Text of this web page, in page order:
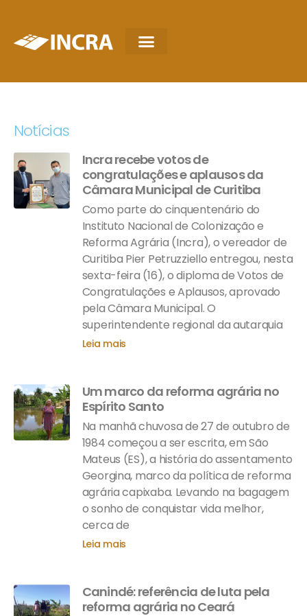
Notícias
Incra recebe votos de
congratulações e aplausos da
Câmara Municipal de Curitiba
Como parte do cinquentenário do
Instituto Nacional de Colonização e
Reforma Agrária (Incra), o vereador de
Curitiba Pier Petruzziello entregou, nesta
sexta-feira (16), o diploma de Votos de
Congratulações e Aplausos, aprovado
pela Câmara Municipal. O
superintendente regional da autarquia
Leia mais
Um marco da reforma agrária no
Espírito Santo
Na manhã chuvosa de 27 de outubro de
1984 começou a ser escrita, em São
Mateus (ES), a história do assentamento
Georgina, marco da política de reforma
agrária capixaba. Levando na bagagem
o sonho de conquistar vida melhor,
cerca de
Leia mais
Canindé: referência de luta pela
reforma agrária no Ceará